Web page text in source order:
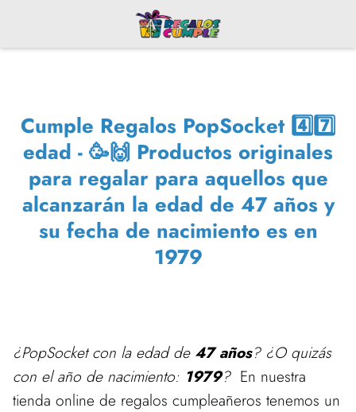
Cumple Regalos PopSocket 4️⃣7️⃣
edad - 🥳🙌 Productos originales
para regalar para aquellos que
alcanzarán la edad de 47 años y
su fecha de nacimiento es en
1979
¿PopSocket con la edad de 47 años? ¿O quizás
con el año de nacimiento: 1979?En nuestra
tienda online de regalos cumpleañeros tenemos un